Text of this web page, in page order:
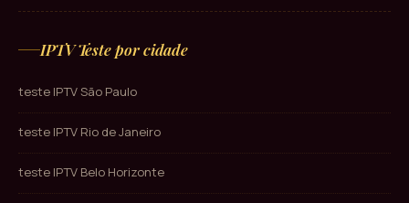
IPTV Teste por cidade
teste IPTV São Paulo
teste IPTV Rio de Janeiro
teste IPTV Belo Horizonte